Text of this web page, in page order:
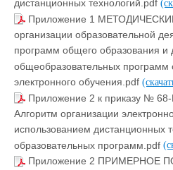
дистанционных технологий.pdf
Приложение 1
организации образовательной
программ общего образования и
общеобразовательных
электронного обучения.pdf
Приложение 2 к приказу № 68-
Алгоритм организации
использованием дистанционных
образовательных программ.pdf
Приложение 2 ПРИМЕРНОЕ